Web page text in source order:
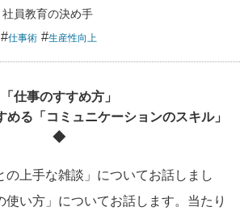
員教育の決め手
#仕事術 #生産性向上
「仕事のすすめ方 」
る「コミュニケーションのスキル」
◆
上手な雑談」についてお話しまし
使い方」についてお話します。当たり